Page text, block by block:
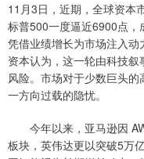
11月3日，近期，全球资本
标普500一度逼近6900点，
凭借业绩增长为市场注入
资本认为，这一轮由科技
风险。市场对于少数巨头
一方向过载的隐忧。
今年以来，亚马逊因
板块，英伟达更以突破5万